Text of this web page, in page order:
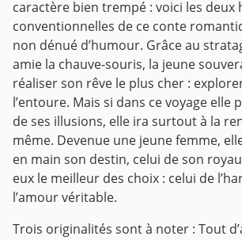
caractère bien trempé : voici les deux
conventionnelles de ce conte
non dénué d’humour. Grâce au
amie la chauve-souris, la jeune
réaliser son rêve le plus cher :
l’entoure. Mais si dans ce voyage elle
de ses illusions, elle ira surtout à la
même. Devenue une jeune femme,
en main son destin, celui de son
eux le meilleur des choix : celui de
l’amour véritable.
Trois originalités sont à noter : Tout